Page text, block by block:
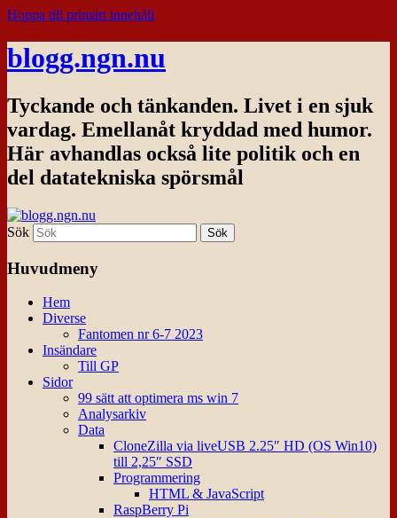
Hoppa till primärt innehåll
blogg.ngn.nu
Tyckande och tänkanden. Livet i en sjuk
vardag. Emellanåt kryddad med humor.
Här avhandlas också lite politik och en
del datatekniska spörsmål
Sök
Huvudmeny
Hem
Diverse
Fantomen nr 6-7 2023
Insändare
Till GP
Sidor
99 sätt att optimera ms win 7
Analysarkiv
Data
CloneZilla via liveUSB 2.25″ HD (OS Win10)
till 2,25″ SSD
Programmering
HTML & JavaScript
RaspBerry Pi